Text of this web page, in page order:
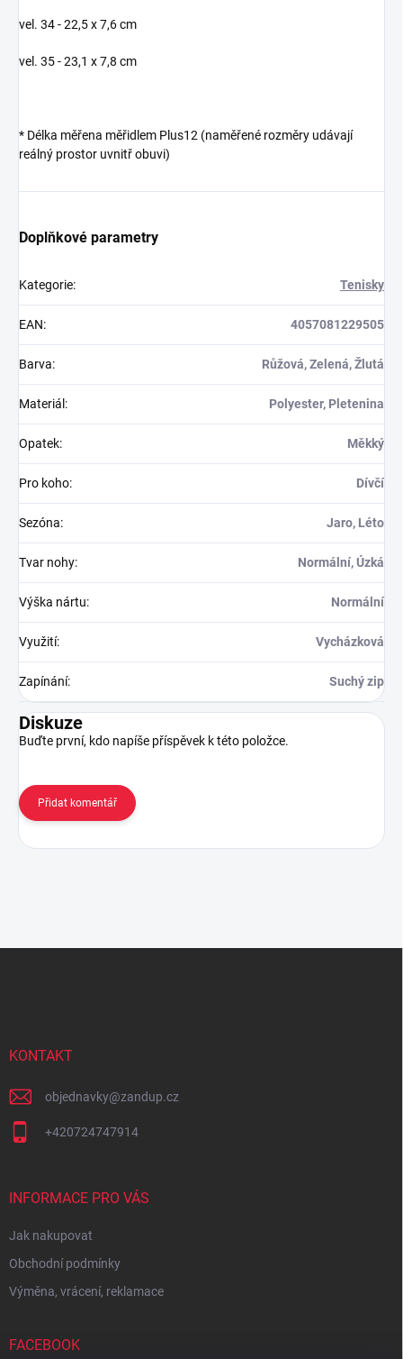
vel. 34 - 22,5 x 7,6 cm
vel. 35 - 23,1 x 7,8 cm
* Délka měřena měřidlem Plus12 (naměřené rozměry udávají
reálný prostor uvnitř obuvi)
Doplňkové parametry
Kategorie: Tenisky
EAN: 4057081229505
Barva: Růžová, Zelená, Žlutá
Materiál : Polyester, Pletenina
Opatek: Měkký
Pro koho: Dívčí
Sezóna: Jaro, Léto
Tvar nohy: Normální, Úzká
Výška nártu: Normální
Využití: Vycházková
Zapínání: Suchý zip
Diskuze
Buďte první, kdo napíše příspěvek k této položce.
Přidat komentář
KONTAKT
objednavky@zandup.cz
+420724747914
INFORMACE PRO VÁS
Jak nakupovat
Obchodní podmínky
Výměna, vrácení, reklamace
FACEBOOK